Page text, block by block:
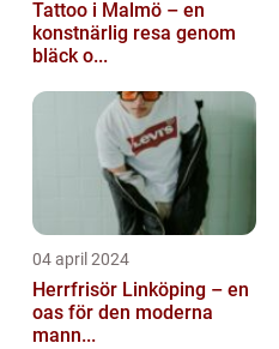
Tattoo i Malmö – en
konstnärlig resa genom
bläck o...
04 april 2024
Herrfrisör Linköping – en
oas för den moderna
mann...